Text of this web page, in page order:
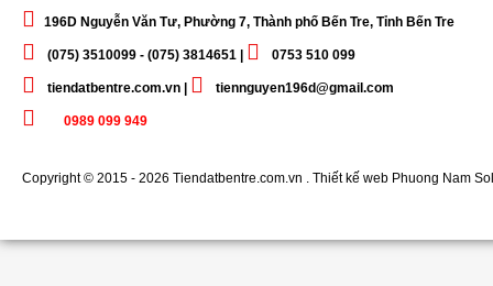
196D Nguyễn Văn Tư, Phường 7, Thành phố Bến Tre, Tỉnh Bến Tre
(075) 3510099 - (075) 3814651 | 0753 510 099
tiendatbentre.com.vn | tiennguyen196d@gmail.com
0989 099 949
Copyright © 2015 - 2026 Tiendatbentre.com.vn . Thiết kế web Phuong Nam